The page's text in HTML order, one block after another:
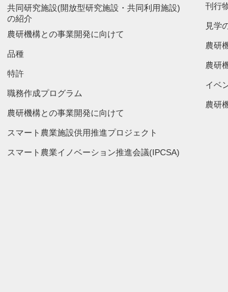
共同研究施設(開放型研究施設・共同利用施設)
の紹介
農研機構との事業開発に向けて
品種
特許
職務作成プログラム
農研機構との事業開発に向けて
スマート農業施設供用推進プロジェクト
スマート農業イノベーション推進会議(IPCSA)
刊行
見学
農研
農研
イベ
農研